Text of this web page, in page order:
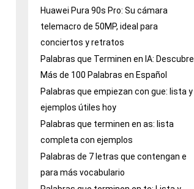
Huawei Pura 90s Pro: Su cámara
telemacro de 50MP, ideal para
conciertos y retratos
Palabras que Terminen en IA: Descubre
Más de 100 Palabras en Español
Palabras que empiezan con gue: lista y
ejemplos útiles hoy
Palabras que terminen en as: lista
completa con ejemplos
Palabras de 7 letras que contengan e
para más vocabulario